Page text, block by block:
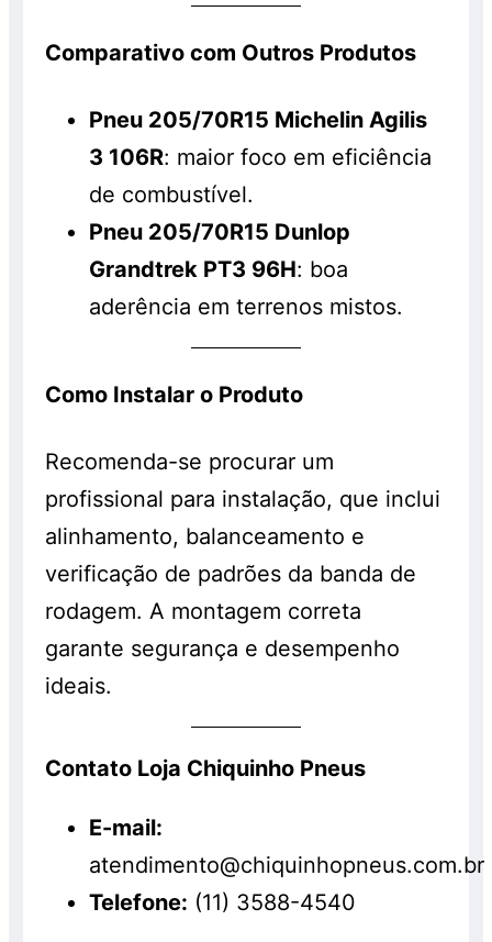
Comparativo com Outros Produtos
Pneu 205/70R15 Michelin Agilis
3 106R: maior foco em eficiência
de combustível.
Pneu 205/70R15 Dunlop
Grandtrek PT3 96H: boa
aderência em terrenos mistos.
Como Instalar o Produto
Recomenda-se procurar um
profissional para instalação, que inclui
alinhamento, balanceamento e
verificação de padrões da banda de
rodagem. A montagem correta
garante segurança e desempenho
ideais.
Contato Loja Chiquinho Pneus
E-mail:
atendimento@chiquinhopneus.com.br
Telefone: (11) 3588-4540